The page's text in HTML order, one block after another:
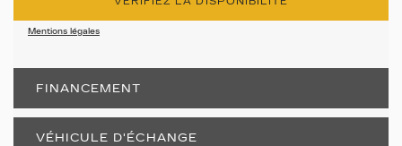
Mentions légales
FINANCEMENT
VÉHICULE D'ÉCHANGE